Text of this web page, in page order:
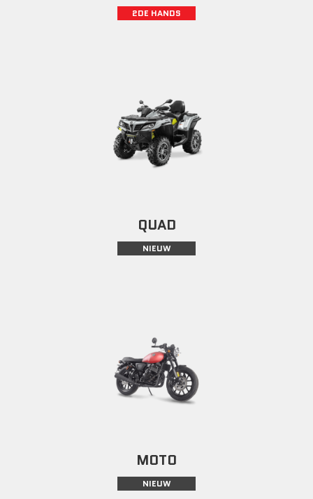
2DE HANDS
QUAD
NIEUW
MOTO
NIEUW